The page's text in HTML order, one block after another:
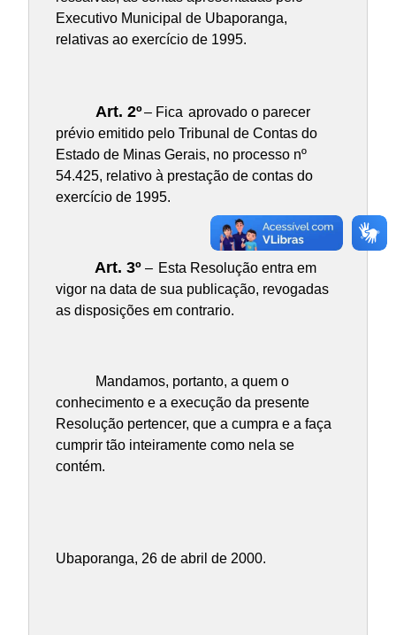
Executivo Municipal de Ubaporanga,
relativas ao exercício de 1995.
Art. 2º– Fica aprovado o parecer
prévio emitido pelo Tribunal de Contas do
Estado de Minas Gerais, no processo nº
54.425, relativo à prestação de contas do
exercício de 1995.
Art. 3º– Esta Resolução entra em
vigor na data de sua publicação, revogadas
as disposições em contrario.
Mandamos, portanto, a quem o
conhecimento e a execução da presente
Resolução pertencer, que a cumpra e a faça
cumprir tão inteiramente como nela se
contém.
Ubaporanga, 26 de abril de 2000.